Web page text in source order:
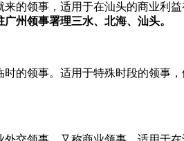
来的领事，适用于在汕头的商业利
广州领事署理三水、北海、汕头。
时的领事。适用于特殊时段的领事